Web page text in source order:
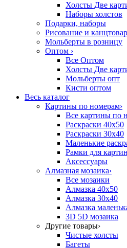
Холсты Две
Наборы холстов
Подарки, наборы
Рисование и
Мольберты в розницу
Оптом ›
Все Оптом
Холсты Две
Мольберты опт
Кисти оптом
Весь каталог
Картины по номерам›
Все картины по
Раскраски 40х50
Раскраски 30х40
Маленькие
Рамки для картин
Аксессуары
Алмазная мозаика›
Все мозаики
Алмазка 40х50
Алмазка 30х40
Алмазка
3D 5D мозаика
Другие товары›
Чистые холсты
Багеты